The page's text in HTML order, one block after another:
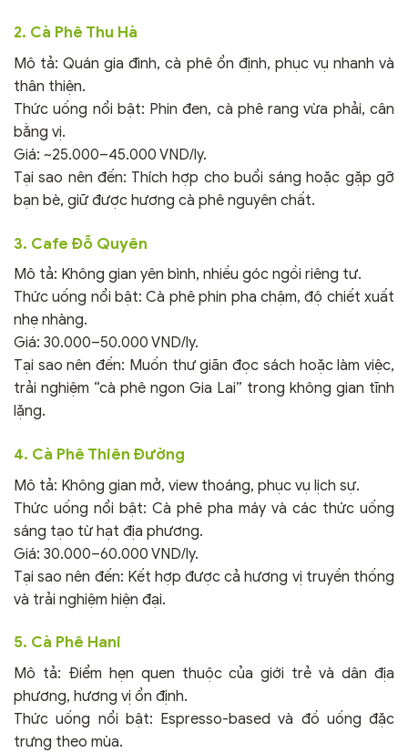
2. Cà Phê Thu Hà
Mô tả: Quán gia đình, cà phê ổn định, phục vụ nhanh và
thân thiện.
Thức uống nổi bật: Phin đen, cà phê rang vừa phải, cân
bằng vị.
Giá: ~25.000–45.000 VND/ly.
Tại sao nên đến: Thích hợp cho buổi sáng hoặc gặp gỡ
bạn bè, giữ được hương cà phê nguyên chất.
3. Cafe Đỗ Quyên
Mô tả: Không gian yên bình, nhiều góc ngồi riêng tư.
Thức uống nổi bật: Cà phê phin pha chậm, độ chiết xuất
nhẹ nhàng.
Giá: 30.000–50.000 VND/ly.
Tại sao nên đến: Muốn thư giãn đọc sách hoặc làm việc,
trải nghiệm “cà phê ngon Gia Lai” trong không gian tĩnh
lặng.
4. Cà Phê Thiên Đường
Mô tả: Không gian mở, view thoáng, phục vụ lịch sự.
Thức uống nổi bật: Cà phê pha máy và các thức uống
sáng tạo từ hạt địa phương.
Giá: 30.000–60.000 VND/ly.
Tại sao nên đến: Kết hợp được cả hương vị truyền thống
và trải nghiệm hiện đại.
5. Cà Phê Hani
Mô tả: Điểm hẹn quen thuộc của giới trẻ và dân địa
phương, hương vị ổn định.
Thức uống nổi bật: Espresso-based và đồ uống đặc
trưng theo mùa.